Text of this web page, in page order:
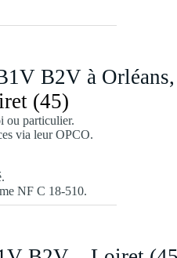
B2V à
(45)
ou particulier.
via leur OPCO.
NF C 18-510.